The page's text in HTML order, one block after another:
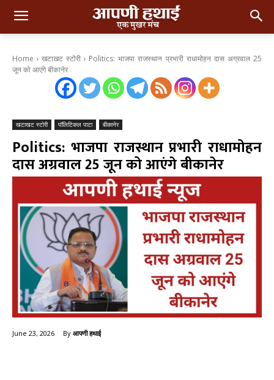
Home खटाखट स्टोरी
Politics: भाजपा राजस्थान प्रभारी राधामोहन दास अग्रवाल 25
जून को आएंगे बीकानेर
खटाखट स्टोरी पॉलिटिकल पाटा बीकानेर
Politics: भाजपा राजस्थान प्रभारी राधामोहन
दास अग्रवाल 25 जून को आएंगे बीकानेर
June 23, 2026 By आपणी हथाई